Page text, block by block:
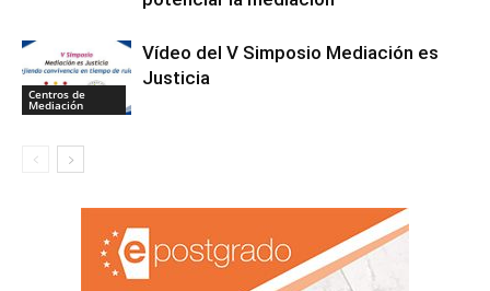
Centros de
Mediación
Vídeo del V Simposio Mediación es
Justicia